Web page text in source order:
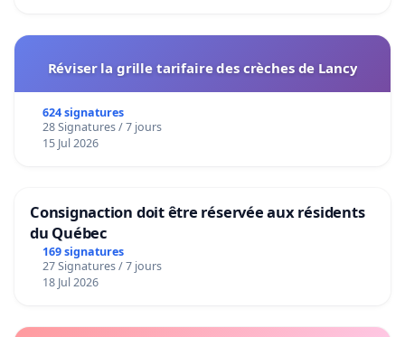
Réviser la grille tarifaire des crèches de Lancy
624 signatures
28 Signatures / 7 jours
15 Jul 2026
Consignaction doit être réservée aux résidents
du Québec
169 signatures
27 Signatures / 7 jours
18 Jul 2026